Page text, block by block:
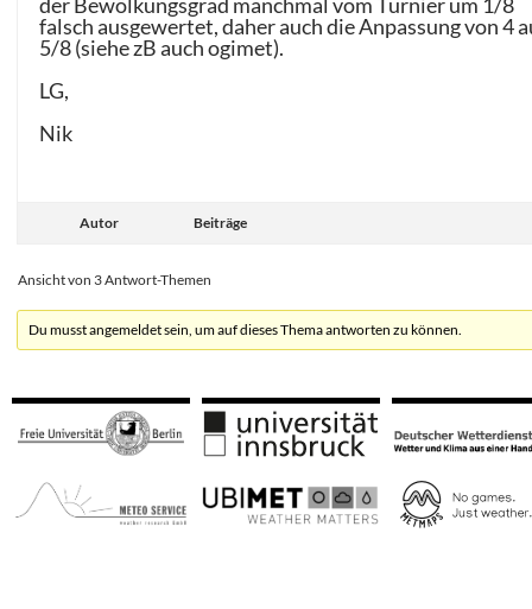
falsch ausgewertet, daher auch die Anpassung von 4
5/8 (siehe zB auch ogimet).
LG,
Nik
Autor Beiträge
Ansicht von 3 Antwort-Themen
Du musst angemeldet sein, um auf dieses Thema antworten zu können.